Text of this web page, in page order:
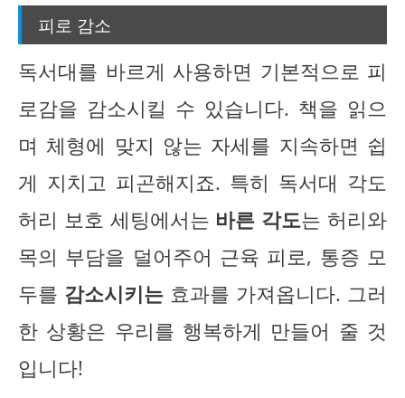
피로 감소
독서대를 바르게 사용하면 기본적으로 피
로감을 감소시킬 수 있습니다. 책을 읽으
며 체형에 맞지 않는 자세를 지속하면 쉽
게 지치고 피곤해지죠. 특히 독서대 각도
허리 보호 세팅에서는 바른 각도는 허리와
목의 부담을 덜어주어 근육 피로, 통증 모
두를 감소시키는 효과를 가져옵니다. 그러
한 상황은 우리를 행복하게 만들어 줄 것
입니다!